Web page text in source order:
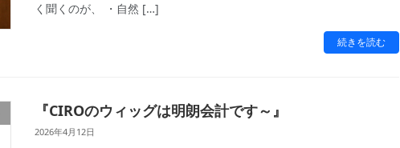
く聞くのが、 ・自然 […]
続きを読む
『CIROのウィッグは明朗会計です～』
2026年4月12日